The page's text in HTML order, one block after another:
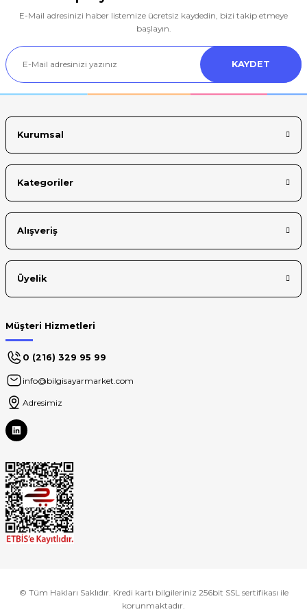
Ürün resmi kalitesiz, bozuk veya görüntülenemiyor.
Ürün açıklamasında eksik bilgiler bulunuyor.
Ürün bilgilerinde hatalar bulunuyor.
E-Mail adresinizi haber listemize ücretsiz kaydedin, bizi takip etmeye
başlayın.
KAYDET
Kurumsal
Kategoriler
Alışveriş
Üyelik
Müşteri Hizmetleri
0 (216) 329 95 99
info@bilgisayarmarket.com
Adresimiz
© Tüm Hakları Saklıdır. Kredi kartı bilgileriniz 256bit SSL sertifikası ile
korunmaktadır.